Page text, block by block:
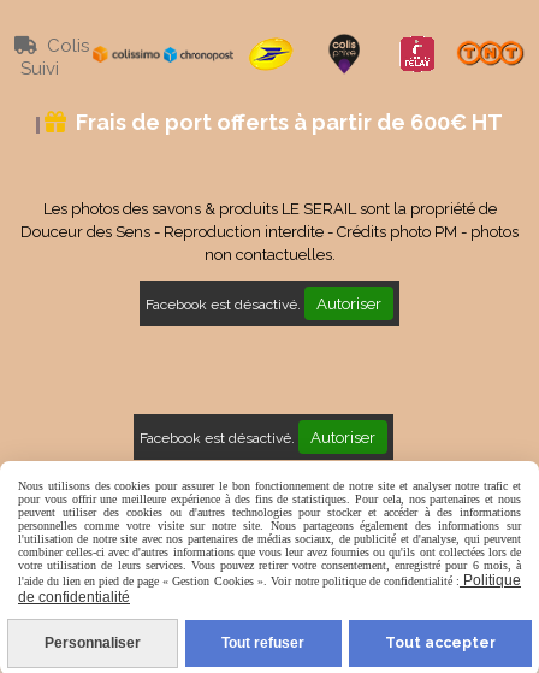

Colis
Suivi
 Frais de port offerts à partir de 600€ HT
Les photos des savons & produits LE SERAIL sont la propriété de
Douceur des Sens - Reproduction interdite - Crédits photo PM - photos
non contactuelles.
Facebook est désactivé. Autoriser
Facebook est désactivé. Autoriser
Mentions Légales Conditions générales de vente
Politique de confidentialité Gestion cookies Mon Compte
Nous utilisons des cookies pour assurer le bon fonctionnement de notre site et analyser notre trafic et
pour vous offrir une meilleure expérience à des fins de statistiques. Pour cela, nos partenaires et nous
peuvent utiliser des cookies ou d'autres technologies pour stocker et accéder à des informations
personnelles comme votre visite sur notre site. Nous partageons également des informations sur
l'utilisation de notre site avec nos partenaires de médias sociaux, de publicité et d'analyse, qui peuvent
combiner celles-ci avec d'autres informations que vous leur avez fournies ou qu'ils ont collectées lors de
votre utilisation de leurs services. Vous pouvez retirer votre consentement, enregistré pour 6 mois, à
l'aide du lien en pied de page « Gestion Cookies ». Voir notre politique de confidentialité : Politique
de confidentialité
Personnaliser Tout refuser Tout accepter